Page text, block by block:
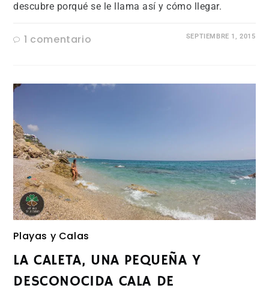
descubre porqué se le llama así y cómo llegar.
1 comentario SEPTIEMBRE 1, 2015
Playas y Calas
LA CALETA, UNA PEQUEÑA Y
DESCONOCIDA CALA DE